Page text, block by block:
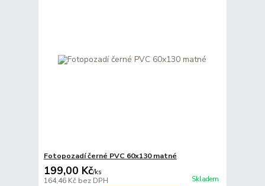
Fotopozadí černé PVC 60x130 matné
199,00 Kč/ks
164,46 Kč bez DPH Skladem